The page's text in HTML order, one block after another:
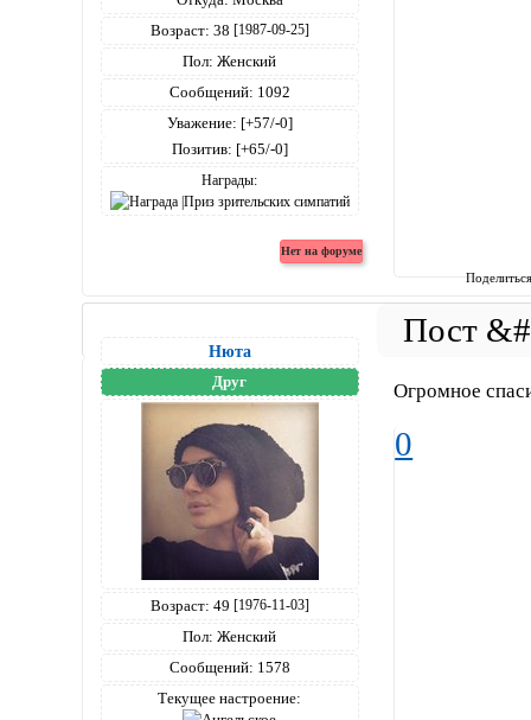
Возраст: 38 [1987-09-25]
Пол: Женский
Сообщений: 1092
Уважение: [+57/-0]
Позитив: [+65/-0]
Награды:
Нюта
Друг
Возраст: 49 [1976-11-03]
Пол: Женский
Сообщений: 1578
Текущее настроение:
Огромное
0